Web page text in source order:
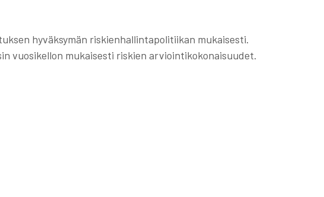
hyväksymän riskienhallintapolitiikan mukaisesti.
vuosikellon mukaisesti riskien arviointikokonaisuudet.